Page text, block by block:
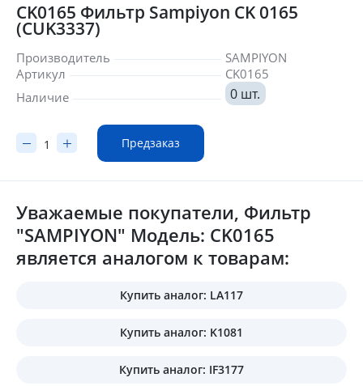
CK0165 Фильтр Sampiyon CK 0165
(CUK3337)
Производитель
SAMPIYON
Артикул
CK0165
Наличие
0 шт.
Предзаказ
Уважаемые покупатели, Фильтр
"SAMPIYON" Модель: CK0165
является аналогом к товарам:
Купить аналог: LA117
Купить аналог: K1081
Купить аналог: IF3177